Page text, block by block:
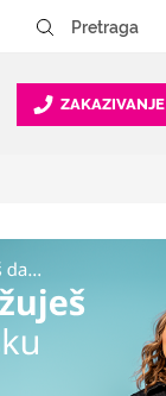
ZAKAZIVANJE